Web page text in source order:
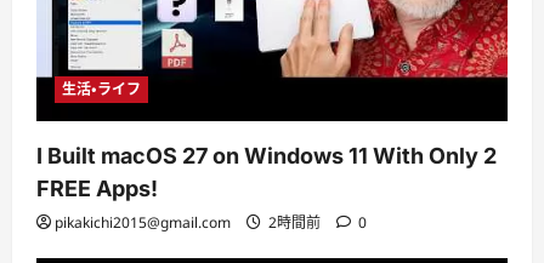
生活・ライフ
I Built macOS 27 on Windows 11 With Only 2
FREE Apps!
pikakichi2015@gmail.com 2時間前 0